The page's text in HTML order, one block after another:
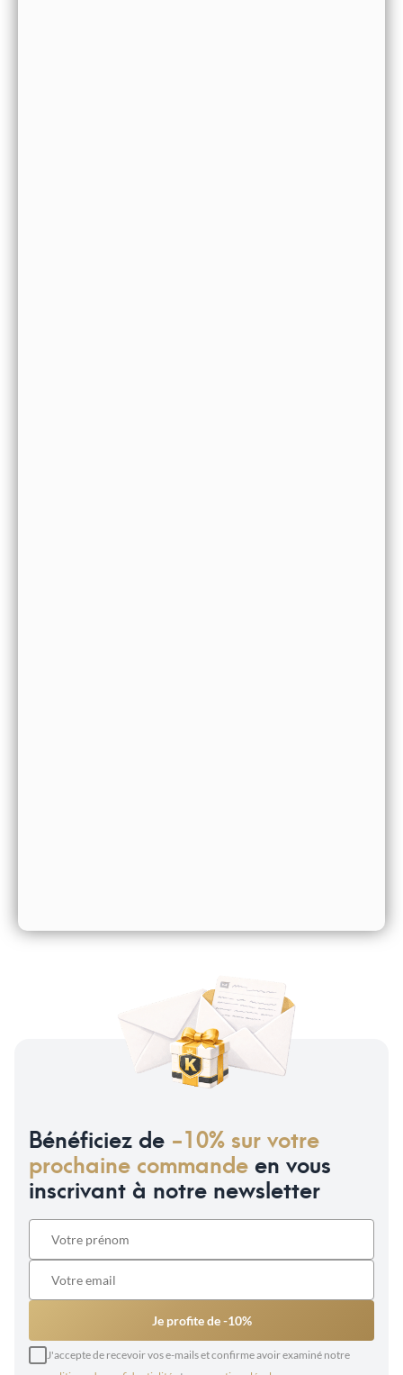
Bénéficiez de -10% sur votre
prochaine commandeen vous
inscrivant à notre newsletter
Je profite de -10%
J'accepte de recevoir vos e-mails et confirme avoir examiné notre